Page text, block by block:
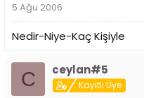
5 Ağu 2006
Nedir-Niye-Kaç Kişiyle
C ceylan#5
Kayıtlı Üye